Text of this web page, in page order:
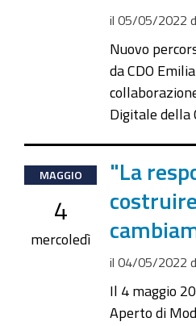
il 05/05/2022
Nuovo
da CDO
Digitale della
2022-
05-
04T16:00:00+02:00
2022-
MAGGIO
4
mercoledì
"La
il 04/05/2022
Il 4 maggio
Aperto di